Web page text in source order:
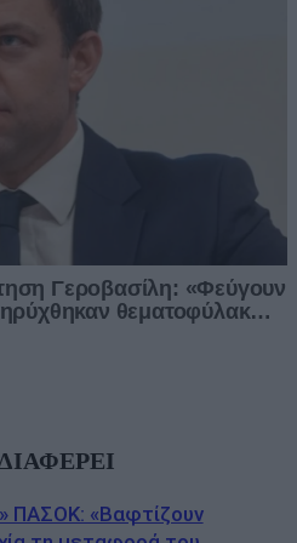
ΠΑΣΟΚ: «Βαφτίζουν